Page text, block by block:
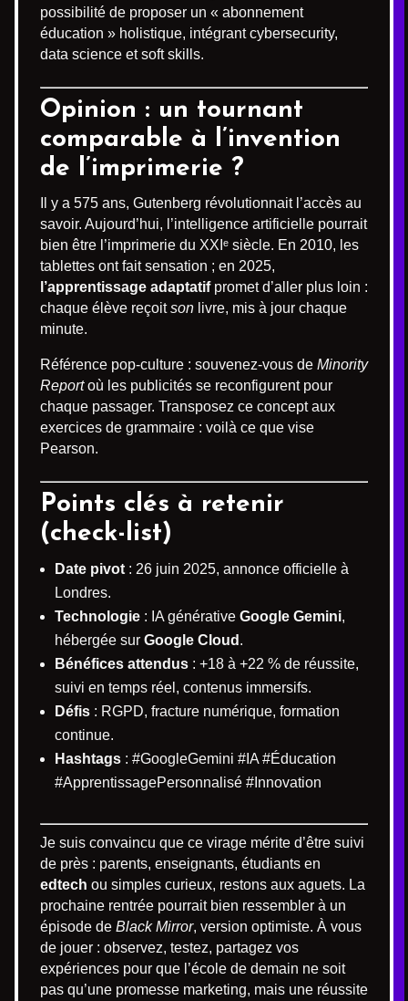
possibilité de proposer un « abonnement
éducation » holistique, intégrant cybersecurity,
data science et soft skills.
Opinion : un tournant
comparable à l’invention
de l’imprimerie ?
Il y a 575 ans, Gutenberg révolutionnait l’accès au
savoir. Aujourd’hui, l’intelligence artificielle pourrait
bien être l’imprimerie du XXIᵉ siècle. En 2010, les
tablettes ont fait sensation ; en 2025,
l’apprentissage adaptatifpromet d’aller plus loin :
chaque élève reçoitson livre, mis à jour chaque
minute.
Référence pop-culture : souvenez-vous de Minority
Reportoù les publicités se reconfigurent pour
chaque passager. Transposez ce concept aux
exercices de grammaire : voilà ce que vise
Pearson.
Points clés à retenir
(check-list)
Date pivot : 26 juin 2025, annonce officielle à
Londres.
Technologie : IA générative Google Gemini,
hébergée sur Google Cloud .
Bénéfices attendus : +18 à +22 % de réussite,
suivi en temps réel, contenus immersifs.
Défis : RGPD, fracture numérique, formation
continue.
Hashtags : #GoogleGemini #IA #Éducation
#ApprentissagePersonnalisé #Innovation
Je suis convaincu que ce virage mérite d’être suivi
de près : parents, enseignants, étudiants en
edtech ou simples curieux, restons aux aguets. La
prochaine rentrée pourrait bien ressembler à un
épisode de Black Mirror, version optimiste. À vous
de jouer : observez, testez, partagez vos
expériences pour que l’école de demain ne soit
pas qu’une promesse marketing, mais une réussite